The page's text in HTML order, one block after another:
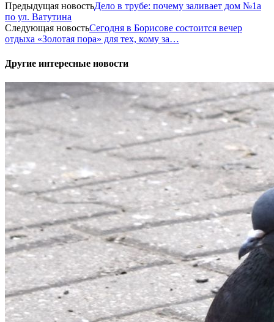
Предыдущая новостьДело в трубе: почему заливает дом №1а
по ул. Ватутина
Следующая новостьСегодня в Борисове состоится вечер
отдыха «Золотая пора» для тех, кому за…
Другие интересные новости